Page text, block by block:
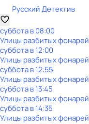
Русский Детектив
субботав08:00
Улицы разбитых фонарей
субботав12:00
Улицы разбитых фонарей
субботав12:55
Улицы разбитых фонарей
субботав13:45
Улицы разбитых фонарей
субботав14:35
Улицы разбитых фонарей